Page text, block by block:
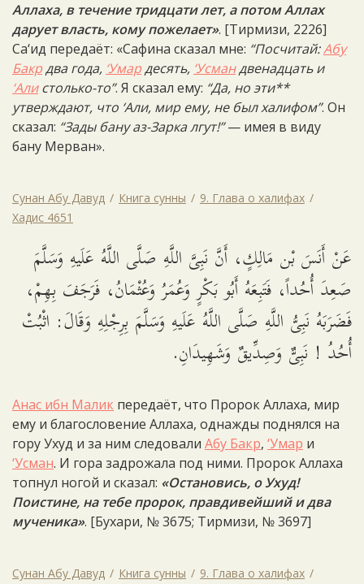
Аллаха, в течение тридцати лет, а потом Аллах
дарует власть, кому пожелает». [Тирмизи, 2226]
Са‘ид передаёт: «Сафина сказал мне: “Посчитай:Абу
Бакрдва года, ‘Умардесять, ‘Усмандвенадцать и
‘Алистолько-то”. Я сказал ему: “Да, но эти**
утверждают, что ‘Али, мир ему, не был халифом”. Он
сказал: “Зады бану аз-Зарка лгут!”— имея в виду
бану Мерван».
Сунан Абу Давуд Книга сунны
9. Глава о халифах
Хадис 4651
عَنْ أَنَسَ بْن مَالِكٍ، أَنَّ نَبِىَّ اللَّهِ صَلَّى اللَّهُ عَلَيهِ وَسَلَّمَ
صَعِدَ أُحُداً، فَتَبِعَهُ أَبُو بَكْرٍ وَعُمَرُ وَعُثْمَانُ، فَرَجَفَ بِهِمْ،
فَضَرَبَهُ نَبِىُّ اللَّهِ صَلَّى اللَّهُ عَلَيهِ وَسَلَّمَ بِرِجْلِهِ وَقَالَ: اثْبُتْ
أُحُدُ ! نَبِىٌّ وَصِدِّيقٌ وَشَهِيدَانِ.
Анас ибн Малик передаёт, что Пророк Аллаха, мир
ему и благословение Аллаха, однажды поднялся на
гору Ухуд и за ним следовали Абу Бакр, ‘Умар и
‘Усман. И гора задрожала под ними. Пророк Аллаха
топнул ногой и сказал: «Остановись, о Ухуд!
Поистине, на тебе пророк, правдивейший и два
мученика». [Бухари, № 3675; Тирмизи, № 3697]
Сунан Абу Давуд Книга сунны
9. Глава о халифах